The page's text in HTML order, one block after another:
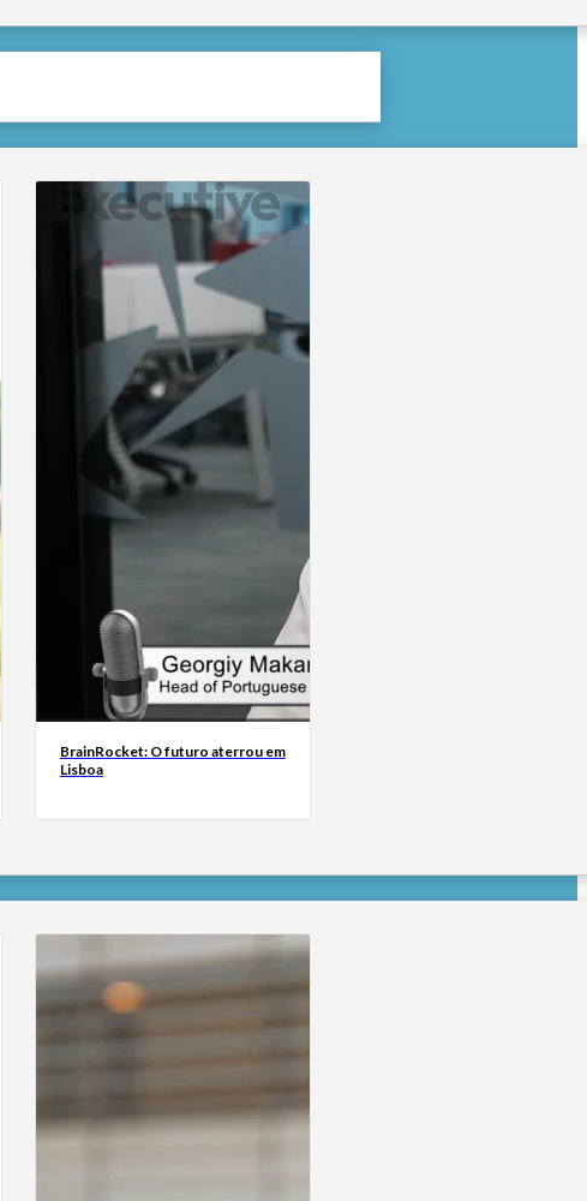
BrainRocket: O futuro aterrou em
Lisboa